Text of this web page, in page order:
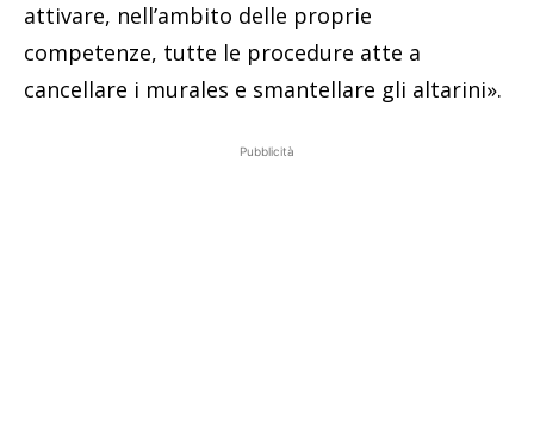
attivare, nell’ambito delle proprie
competenze, tutte le procedure atte a
cancellare i murales e smantellare gli altarini».
Pubblicità